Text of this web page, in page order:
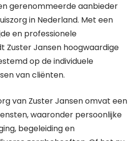
gerenommeerde aanbieder
in Nederland. Met een
en professionele
Zuster Jansen hoogwaardige
op de individuele
van cliënten.
van Zuster Jansen omvat een
waaronder persoonlijke
begeleiding en